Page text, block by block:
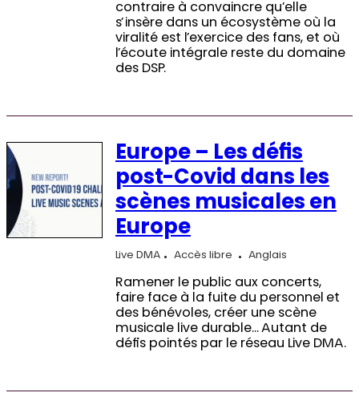
contraire à convaincre qu’elle
s’insère dans un écosystème où la
viralité est l’exercice des fans, et où
l’écoute intégrale reste du domaine
des DSP.
Europe – Les défis
post-Covid dans les
scènes musicales en
Europe
Live DMA Accès libre Anglais
Ramener le public aux concerts,
faire face à la fuite du personnel et
des bénévoles, créer une scène
musicale live durable… Autant de
défis pointés par le réseau Live DMA.